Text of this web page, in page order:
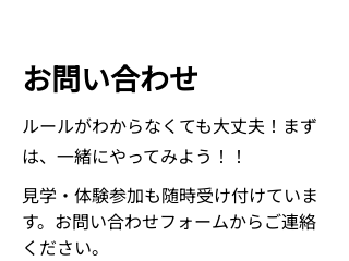
お問い合わせ
ルールがわからなくても大丈夫！まず
は、一緒にやってみよう！！
見学・体験参加も随時受け付けていま
す。お問い合わせフォームからご連絡
ください。